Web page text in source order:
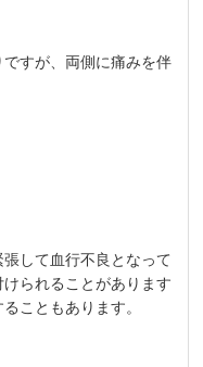
すが、両側に痛みを伴
して血行不良となって
られることがあります
こともあります。